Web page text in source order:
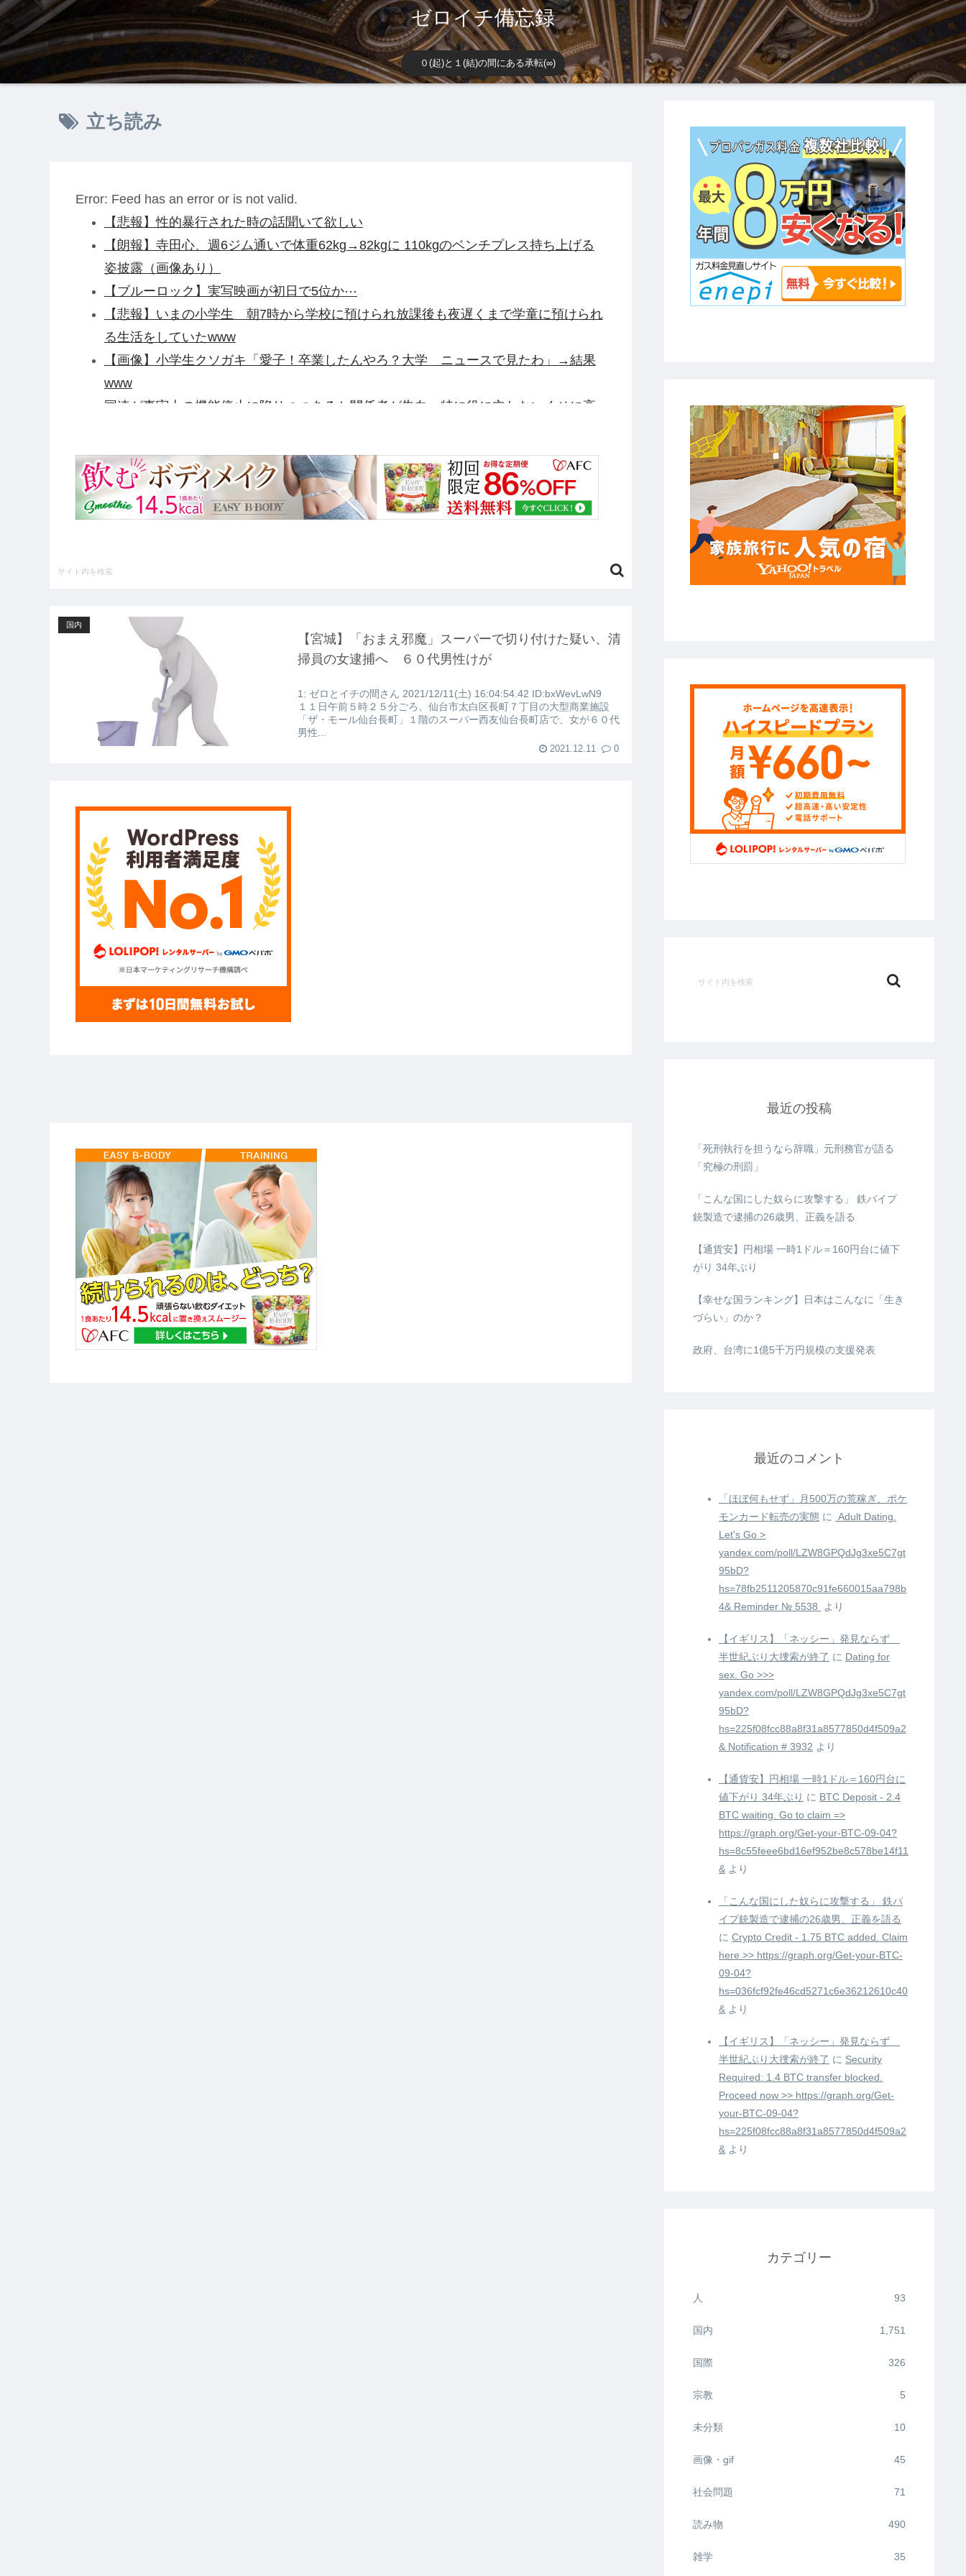
ゼロイチ備忘録
０(起)と１(結)の間にある承転(∞)
立ち読み
Error: Feed has an error or is not valid.
【悲報】性的暴行された時の話聞いて欲しい
【朗報】寺田心、週6ジム通いで体重62kg→82kgに 110kgのベンチプレス持ち上げる
姿披露（画像あり）
【ブルーロック】実写映画が初日で5位か⋯
【悲報】いまの小学生 朝7時から学校に預けられ放課後も夜遅くまで学童に預けられ
る生活をしていたwww
【画像】小学生クソガキ「愛子！卒業したんやろ？大学 ニュースで見たわ」→結果
www
国連が事実上の機能停止に陥りつつあると関係者が告白、特に役に立たないくせに高
【衝撃】テレビ大好き高齢者のテレビ離れ、遂に始まる…他
【悲報】元TOKIO長瀬智也さん、バイク写真を投稿するも女子から「見た目が汚らし
い」と叩かれ謝罪他
【悲報】任天堂キッズさん、「Aボタン長押し」に気づかず任天堂に修正させてしまう
【戦慄】山で洒落にならない目にあった話をする、オカルト系で他
いの？ｗｗ」「逆に超安い」
【GIF】JSのカンチョーワロタ
【衝撃】報酬100万円超の治験募集がこちらｗｗｗｗｗ(※画像あり)
【愕然】白のクラウン俺氏、高速道路左車線を制限速度で走った結果
wwwwwwwwwwww
【悲報】佐藤輝明・・・２軍でも盛大にやらかす←あまり悲しませないでくれ
国内
【宮城】「おまえ邪魔」スーパーで切り付けた疑い、清
掃員の女逮捕へ ６０代男性けが
1: ゼロとイチの間さん 2021/12/11(土) 16:04:54.42 ID:bxWevLwN9
１１日午前５時２５分ごろ、仙台市太白区長町７丁目の大型商業施設
「ザ・モール仙台長町」１階のスーパー西友仙台長町店で、女が６０代
男性...
2021.12.11 0
最近の投稿
「死刑執行を担うなら辞職」元刑務官が語る
「究極の刑罰」
「こんな国にした奴らに攻撃する」 鉄パイプ
銃製造で逮捕の26歳男、正義を語る
【通貨安】円相場 一時1ドル＝160円台に値下
がり 34年ぶり
【幸せな国ランキング】日本はこんなに「生き
づらい」のか？
政府、台湾に1億5千万円規模の支援発表
最近のコメント
「ほぼ何もせず」月500万の荒稼ぎ、ポケ
モンカード転売の実態 に
️ Adult Dating.
Let's Go >
yandex.com/poll/LZW8GPQdJg3xe5C7gt
95bD?
hs=78fb2511205870c91fe660015aa798b
4& Reminder № 5538 ️
より
【イギリス】「ネッシー」発見ならず
半世紀ぶり大捜索が終了 に Dating for
sex. Go >>>
yandex.com/poll/LZW8GPQdJg3xe5C7gt
95bD?
hs=225f08fcc88a8f31a8577850d4f509a2
& Notification # 3932 より
【通貨安】円相場 一時1ドル＝160円台に
値下がり 34年ぶり に BTC Deposit - 2.4
BTC waiting. Go to claim =>
https://graph.org/Get-your-BTC-09-04?
hs=8c55feee6bd16ef952be8c578be14f11
& より
「こんな国にした奴らに攻撃する」 鉄パ
イプ銃製造で逮捕の26歳男、正義を語る
に Crypto Credit - 1.75 BTC added. Claim
here >> https://graph.org/Get-your-BTC-
09-04?
hs=036fcf92fe46cd5271c6e36212610c40
& より
【イギリス】「ネッシー」発見ならず
半世紀ぶり大捜索が終了 に Security
Required: 1.4 BTC transfer blocked.
Proceed now >> https://graph.org/Get-
your-BTC-09-04?
hs=225f08fcc88a8f31a8577850d4f509a2
& より
カテゴリー
人 93
国内 1,751
国際 326
宗教 5
未分類 10
画像・gif 45
社会問題 71
読み物 490
雑学 35